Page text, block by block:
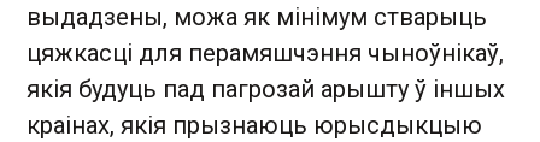
выдадзены, можа як мінімум стварыць
цяжкасці для перамяшчэння чыноўнікаў,
якія будуць пад пагрозай арышту ў іншых
краінах, якія прызнаюць юрысдыкцыю